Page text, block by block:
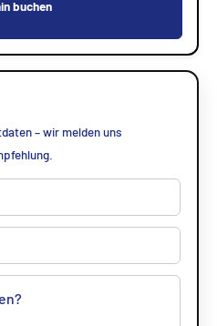
buchen
– wir melden uns